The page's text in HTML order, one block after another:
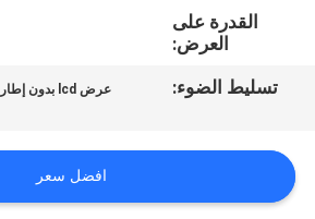
أخبار
اطلب
CASE
القدرة على
العرض:
تسليط الضوء: عرض lcd بدون إطار ، متعددة عرض الحائط الفيديو
افضل سعر